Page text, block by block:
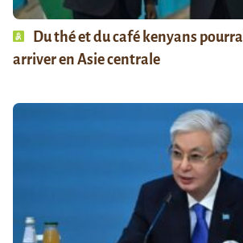
Du thé et du café kenyans
arriver en Asie centrale